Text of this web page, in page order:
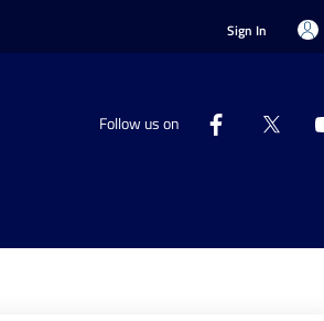
Sign In
Follow us on